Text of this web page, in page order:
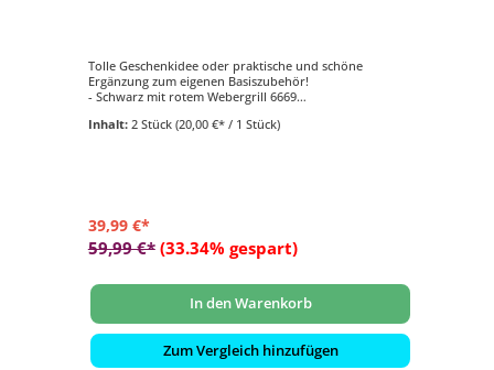
Tolle Geschenkidee oder praktische und schöne
Ergänzung zum eigenen Basiszubehör!
- Schwarz mit rotem Webergrill 6669
- Innenflächen mit Silikonflächen
Inhalt: 2 Stück (20,00 €* / 1 Stück)
39,99 €*
59,99 €* (33.34% gespart)
In den Warenkorb
Zum Vergleich hinzufügen